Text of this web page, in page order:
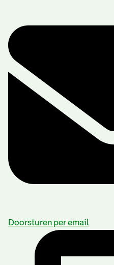
Doorsturen per email